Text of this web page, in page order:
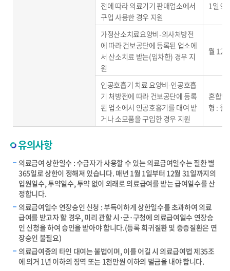
전에 따라 의료기기 판매업소에서
구입 사용한 경우 지원
1일 9
가정산소치료요양비-의사처방전
에 따라 건보공단에 등록된 업소에
서 산소치료 받는(임차한) 경우 지
원
월 120
인공호흡기 치료 요양비-인공호흡
기 처방전에 따라 건보공단에 등록
된 업소에서 인공호흡기를 대여 받
거나 소모품을 구입한 경우 지원
혼합형
형 : 월
유의사항
의료급여 상한일수 : 수급자가 사용할 수 있는 의료급여일수는 질환 별
365일로 상한이 정해져 있습니다. 매년 1월 1일부터 12월 31일까지의
입원일수, 투약일수, 투약 없이 외래로 의료급여를 받는 급여일수를 산
정합니다.
의료급여일수 연장승인 신청 : 부득이하게 상한일수를 초과하여 의료
급여를 받고자 할 경우, 미리 관할 시･군･구청에 의료급여일수 연장승
인 신청을 하여 승인을 받아야 합니다.(등록 희귀질환 및 중증질환은 연
장승인 불필요)
의료급여증의 타인 대여는 불법이며, 이를 어길 시 의료급여법 제35조
에 의거 1년 이하의 징역 또는 1천만원 이하의 벌금을 내야 합니다.